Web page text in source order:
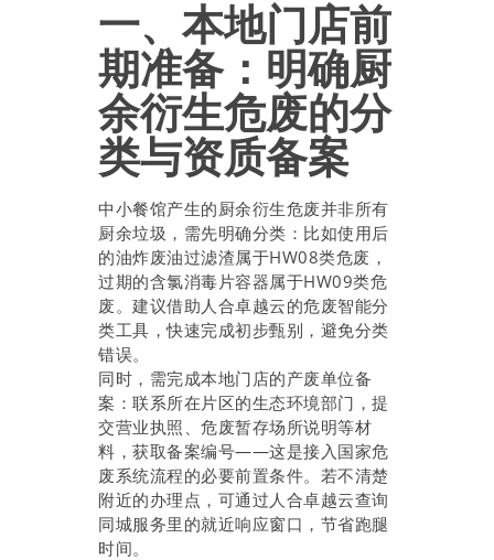
一、本地门店前
期准备：明确厨
余衍生危废的分
类与资质备案
中小餐馆产生的厨余衍生危废并非所有
厨余垃圾，需先明确分类：比如使用后
的油炸废油过滤渣属于HW08类危废，
过期的含氯消毒片容器属于HW09类危
废。建议借助人合卓越云的危废智能分
类工具，快速完成初步甄别，避免分类
错误。
同时，需完成本地门店的产废单位备
案：联系所在片区的生态环境部门，提
交营业执照、危废暂存场所说明等材
料，获取备案编号——这是接入国家危
废系统流程的必要前置条件。若不清楚
附近的办理点，可通过人合卓越云查询
同城服务里的就近响应窗口，节省跑腿
时间。